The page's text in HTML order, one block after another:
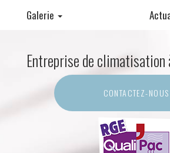
Galerie
Climatisation
Matériel cuisine professionnelle
Entreprise de climatisation
CONTACTEZ-NOUS